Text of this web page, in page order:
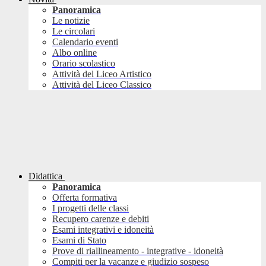
Panoramica
Le notizie
Le circolari
Calendario eventi
Albo online
Orario scolastico
Attività del Liceo Artistico
Attività del Liceo Classico
Didattica
Panoramica
Offerta formativa
I progetti delle classi
Recupero carenze e debiti
Esami integrativi e idoneità
Esami di Stato
Prove di riallineamento - integrative - idoneità
Compiti per la vacanze e giudizio sospeso